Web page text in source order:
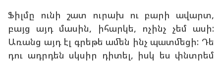
Ֆիլմը ունի շատ ուրախ ու բարի ավարտ,
բայց այդ մասին, իհարկե, ոչինչ չեմ ասի:
Առանց այդ էլ գրեթե ամեն ինչ պատմեցի: Դե
դու ադրդեն սկսիր դիտել, իսկ ես փնտրեմ